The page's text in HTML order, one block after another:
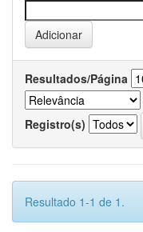
Resultados/Página
Registro(s)
Resultado 1-1 de 1.